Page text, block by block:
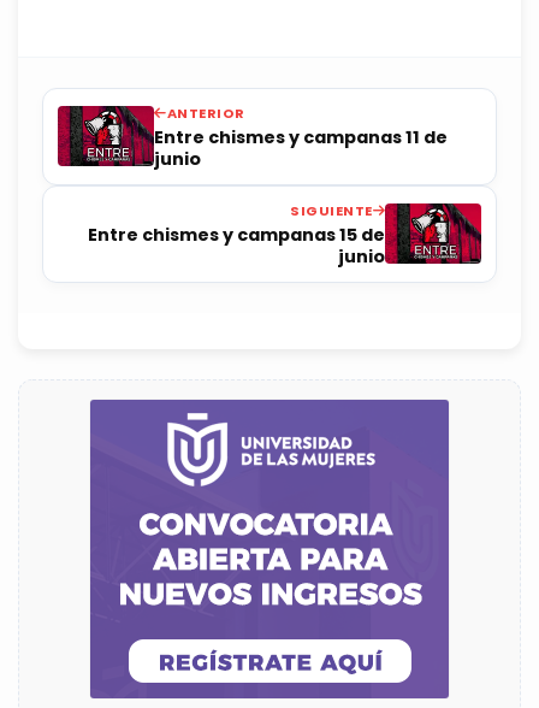
ANTERIOR
Entre chismes y campanas 11 de
junio
SIGUIENTE
Entre chismes y campanas 15 de
junio